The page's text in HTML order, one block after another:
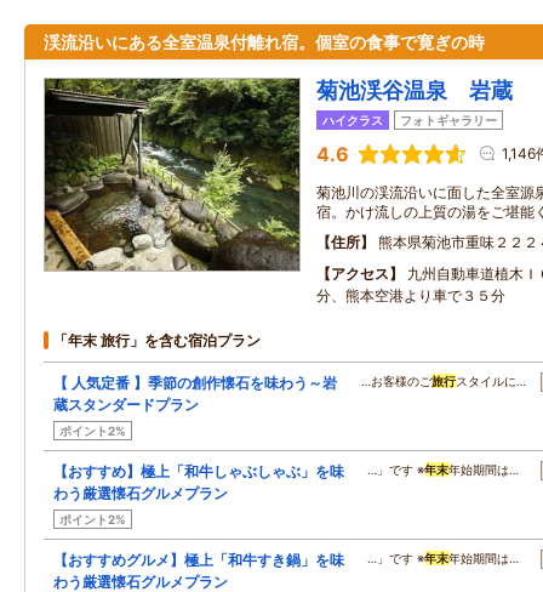
渓流沿いにある全室温泉付離れ宿。個室の食事で寛ぎの時
菊池渓谷温泉 岩蔵
ハイクラス フォトギャラリー
4.6 1,146
菊池川の渓流沿いに面した全室源
宿。かけ流しの上質の湯をご堪能
住所
熊本県菊池市重味２２２
アクセス
九州自動車道植木
分、熊本空港より車で３５分
「年末 旅行」を含む宿泊プラン
【 人気定番 】季節の創作懐石を味わう～岩
蔵スタンダードプラン
ポイント2%
…お客様のご旅行スタイルに…
【おすすめ】極上「和牛しゃぶしゃぶ」を味
わう厳選懐石グルメプラン
ポイント2%
…」です ※年末年始期間は…
【おすすめグルメ】極上「和牛すき鍋」を味
わう厳選懐石グルメプラン
…」です ※年末年始期間は…